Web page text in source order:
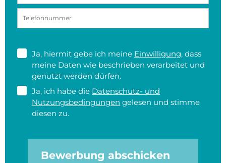
Ja, hiermit gebe ich meine Einwilligung, dass
meine Daten wie beschrieben verarbeitet und
genutzt werden dürfen.
Ja, ich habe die Datenschutz- und
Nutzungsbedingungen gelesen und stimme
diesen zu.
Bewerbung abschicken